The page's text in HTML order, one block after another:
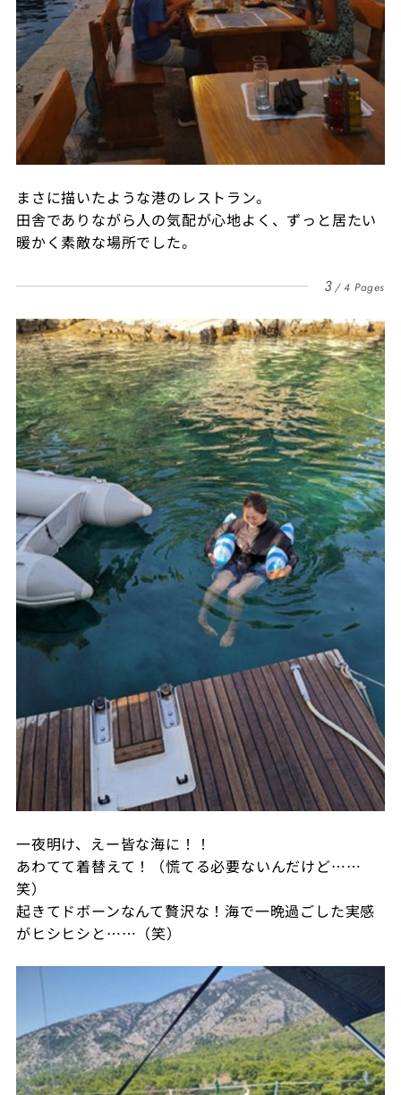
まさに描いたような港のレストラン。
田舎でありながら人の気配が心地よく、ずっと居たい
暖かく素敵な場所でした。
3 4 Pages
一夜明け、えー皆な海に！！
あわてて着替えて！（慌てる必要ないんだけど……
笑）
起きてドボーンなんて贅沢な！海で一晩過ごした実感
がヒシヒシと……（笑）